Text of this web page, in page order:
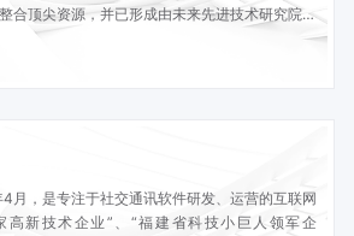
合顶尖资源，并已形成由未来先进技术研究院、
基地、健康医疗事业部、人工智能事业部组成
构。
月，是专注于社交通讯软件研发、运营的互联网
高新技术企业”、“福建省科技小巨人领军企